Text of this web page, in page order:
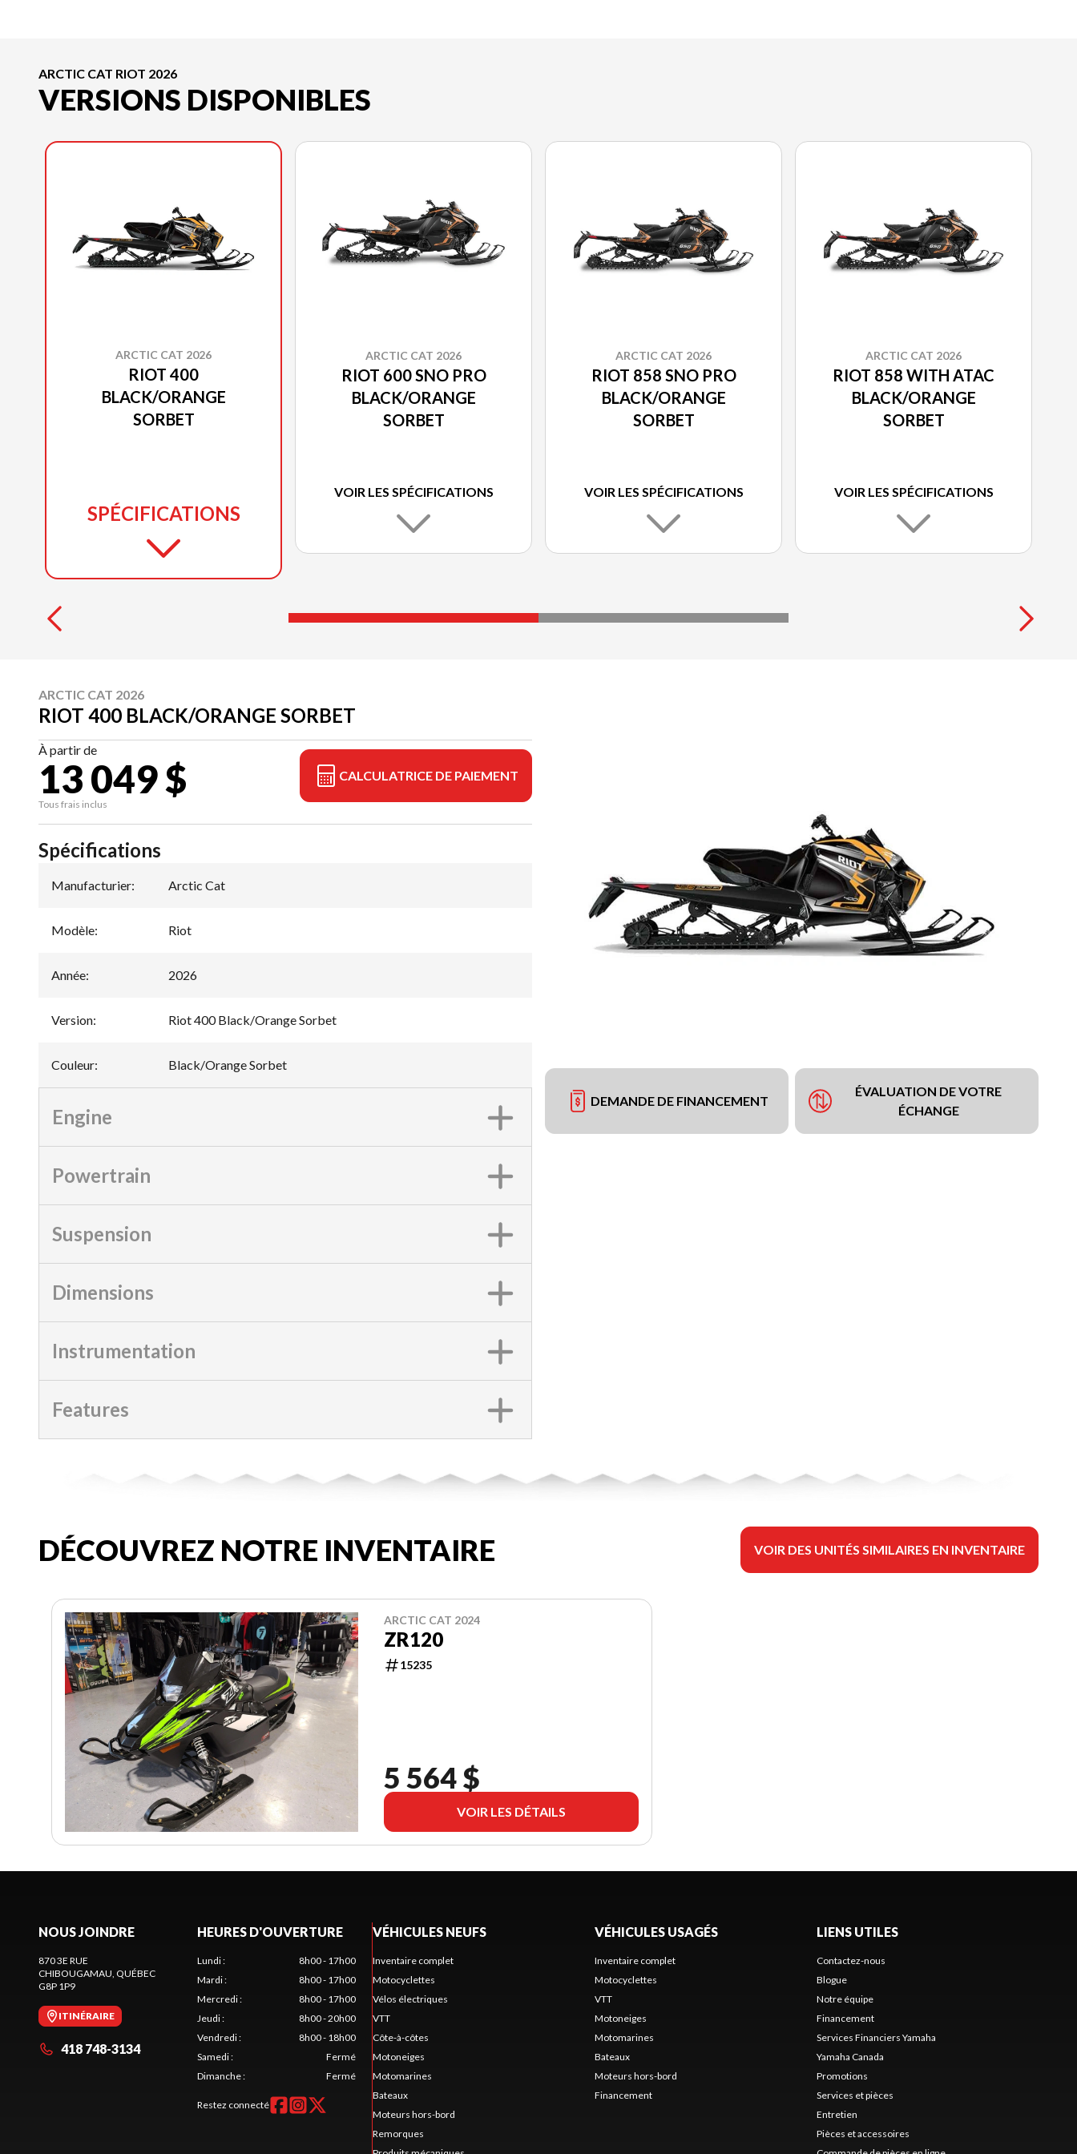
ARCTIC CAT RIOT 2026
VERSIONS DISPONIBLES
ARCTIC CAT 2026
RIOT 400
BLACK/ORANGE
SORBET
SPÉCIFICATIONS
ARCTIC CAT 2026
RIOT 600 SNO PRO
BLACK/ORANGE
SORBET
VOIR LES SPÉCIFICATIONS
ARCTIC CAT 2026
RIOT 858 SNO PRO
BLACK/ORANGE
SORBET
VOIR LES SPÉCIFICATIONS
ARCTIC CAT 2026
RIOT 858 WITH ATAC
BLACK/ORANGE
SORBET
VOIR LES SPÉCIFICATIONS
ARCTIC CAT 2026
RIOT 400 BLACK/ORANGE SORBET
À partir de
13 049 $
Tous frais inclus
CALCULATRICE DE PAIEMENT
DEMANDE DE FINANCEMENT
ÉVALUATION DE VOTRE
ÉCHANGE
Spécifications
Manufacturier: Arctic Cat
Modèle: Riot
Année: 2026
Version: Riot 400 Black/Orange Sorbet
Couleur: Black/Orange Sorbet
Engine
Powertrain
Suspension
Dimensions
Instrumentation
Features
DÉCOUVREZ NOTRE INVENTAIRE VOIR DES UNITÉS SIMILAIRES EN INVENTAIRE
ARCTIC CAT 2024
ZR120
15235
5 564 $
VOIR LES DÉTAILS
NOUS JOINDRE
870 3E RUE
CHIBOUGAMAU, QUÉBEC
G8P 1P9
ITINÉRAIRE
418 748-3134
HEURES D'OUVERTURE
Lundi:
8h00 - 17h00
Mardi:
8h00 - 17h00
Mercredi:
8h00 - 17h00
Jeudi:
8h00 - 20h00
Vendredi:
8h00 - 18h00
Samedi:
Fermé
Dimanche: Fermé
Restez connecté
VÉHICULES NEUFS
Inventaire complet
Motocyclettes
Vélos électriques
VTT
Côte-à-côtes
Motoneiges
Motomarines
Bateaux
Moteurs hors-bord
Remorques
VÉHICULES USAGÉS
Inventaire complet
Motocyclettes
VTT
Motoneiges
Motomarines
Bateaux
Moteurs hors-bord
Financement
LIENS UTILES
Contactez-nous
Blogue
Notre équipe
Financement
Services Financiers Yamaha
Yamaha Canada
Promotions
Services et pièces
Entretien
Pièces et accessoires